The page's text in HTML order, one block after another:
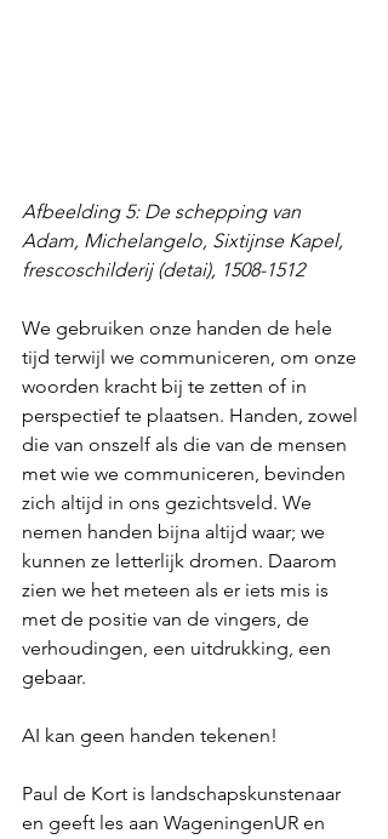
Afbeelding 5: De schepping van
Adam, Michelangelo, Sixtijnse Kapel,
frescoschilderij (detai), 1508-1512
We gebruiken onze handen de hele
tijd terwijl we communiceren, om onze
woorden kracht bij te zetten of in
perspectief te plaatsen. Handen, zowel
die van onszelf als die van de mensen
met wie we communiceren, bevinden
zich altijd in ons gezichtsveld. We
nemen handen bijna altijd waar; we
kunnen ze letterlijk dromen. Daarom
zien we het meteen als er iets mis is
met de positie van de vingers, de
verhoudingen, een uitdrukking, een
gebaar.
AI kan geen handen tekenen!
Paul de Kort is landschapskunstenaar
en geeft les aan WageningenUR en